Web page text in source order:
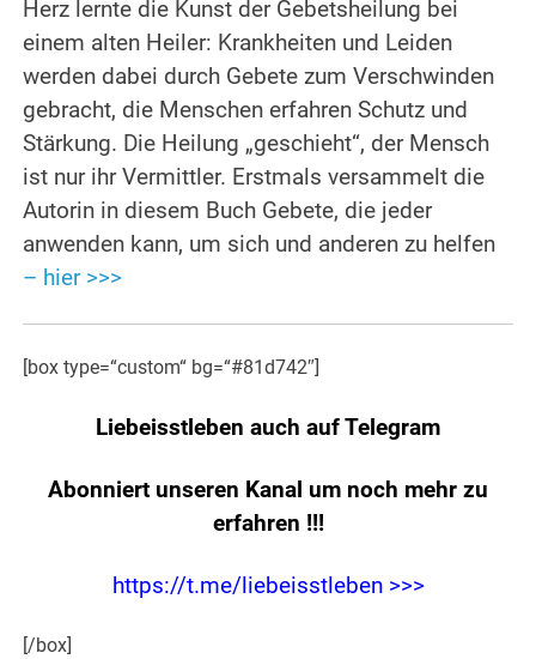
Herz lernte die Kunst der Gebetsheilung bei
einem alten Heiler: Krankheiten und Leiden
werden dabei durch Gebete zum Verschwinden
gebracht, die Menschen erfahren Schutz und
Stärkung. Die Heilung „geschieht“, der Mensch
ist nur ihr Vermittler. Erstmals versammelt die
Autorin in diesem Buch Gebete, die jeder
anwenden kann, um sich und anderen zu helfen
– hier >>>
[box type=“custom“ bg=“#81d742″]
Liebeisstleben auch auf Telegram
Abonniert unseren Kanal um noch mehr zu
erfahren !!!
https://t.me/liebeisstleben >>>
[/box]